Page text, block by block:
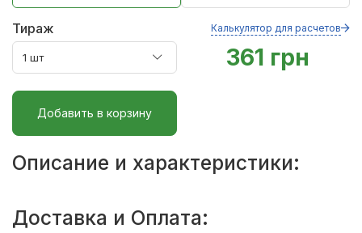
Тираж Калькулятор для расчетов
361 грн
Добавить в корзину
Описание и характеристики:
Доставка и Оплата: